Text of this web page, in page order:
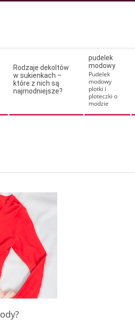
Rodzaje dekoltów
w sukienkach –
które z nich są
najmodniejsze?
pudelek
modowy
Pudelek
modowy
plotki i
ploteczki o
modzie